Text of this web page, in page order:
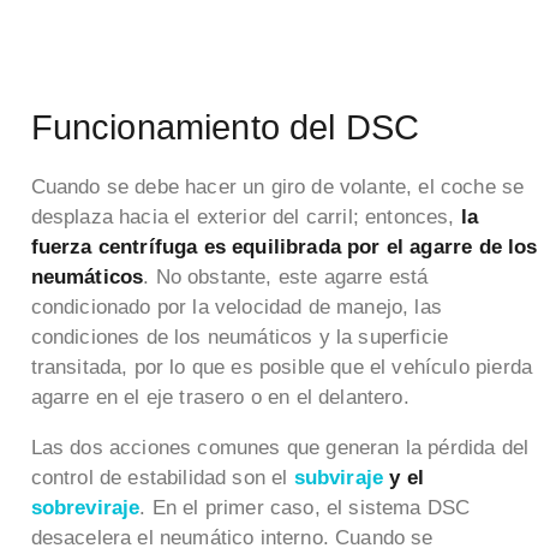
Funcionamiento del DSC
Cuando se debe hacer un giro de volante, el coche se
desplaza hacia el exterior del carril; entonces, la
fuerza centrífuga es equilibrada por el agarre de los
neumáticos. No obstante, este agarre está
condicionado por la velocidad de manejo, las
condiciones de los neumáticos y la superficie
transitada, por lo que es posible que el vehículo pierda
agarre en el eje trasero o en el delantero.
Las dos acciones comunes que generan la pérdida del
control de estabilidad son el subviraje y el
sobreviraje. En el primer caso, el sistema DSC
desacelera el neumático interno. Cuando se